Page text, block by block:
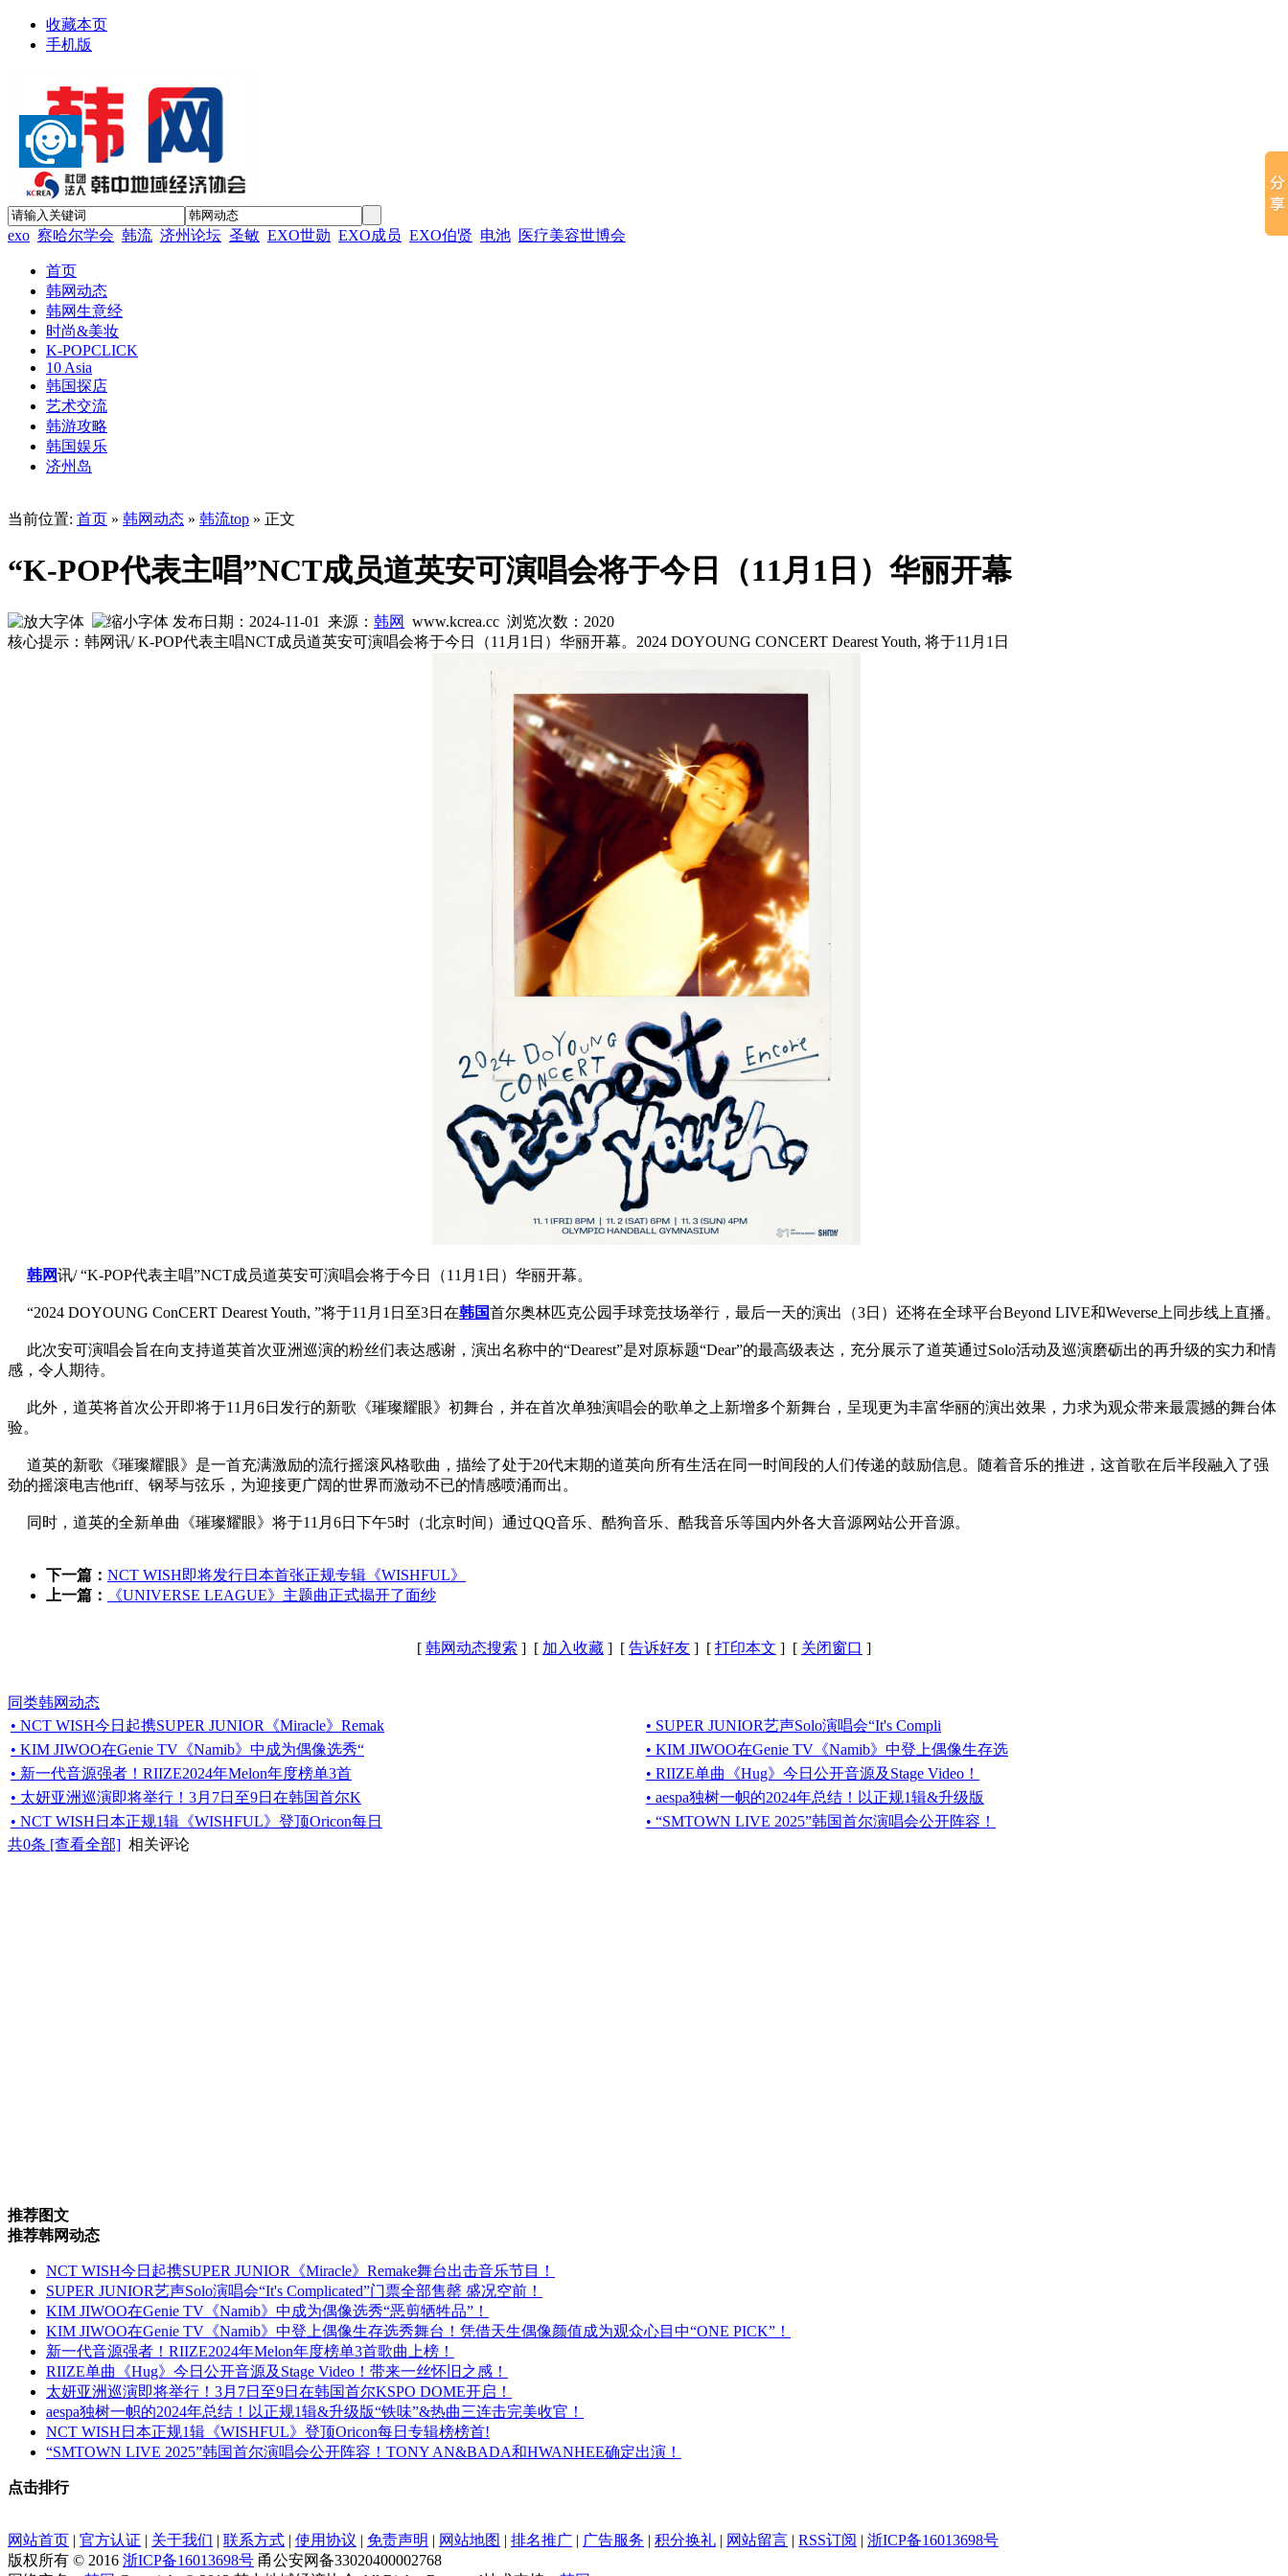
收藏本页
手机版
exo 察哈尔学会 韩流 济州论坛 圣敏 EXO世勋 EXO成员 EXO伯贤 电池 医疗美容世博会
首页
韩网动态
韩网生意经
时尚&美妆
K-POPCLICK
10 Asia
韩国探店
艺术交流
韩游攻略
韩国娱乐
济州岛
当前位置: 首页 » 韩网动态 » 韩流top » 正文
“K-POP代表主唱”NCT成员道英安可演唱会将于今日（11月1日）华丽开幕
发布日期：2024-11-01 来源： 韩网 www.kcrea.cc 浏览次数： 2020
核心提示：韩网讯/ K-POP代表主唱NCT成员道英安可演唱会将于今日（11月1日）华丽开幕。2024 DOYOUNG CONCERT Dearest Youth, 将于11月1日
韩网讯/ “K-POP代表主唱”NCT成员道英安可演唱会将于今日（11月1日）华丽开幕。
“2024 DOYOUNG ConCERT Dearest Youth, ”将于11月1日至3日在韩国首尔奥林匹克公园手球竞技场举行，最后一天的演出（3日）还将在全球平台Beyond LIVE和Weverse上同步线上直播。
此次安可演唱会旨在向支持道英首次亚洲巡演的粉丝们表达感谢，演出名称中的“Dearest”是对原标题“Dear”的最高级表达，充分展示了道英通过Solo活动及巡演磨砺出的再升级的实力和情
感，令人期待。
此外，道英将首次公开即将于11月6日发行的新歌《璀璨耀眼》初舞台，并在首次单独演唱会的歌单之上新增多个新舞台，呈现更为丰富华丽的演出效果，力求为观众带来最震撼的舞台体
验。
道英的新歌《璀璨耀眼》是一首充满激励的流行摇滚风格歌曲，描绘了处于20代末期的道英向所有生活在同一时间段的人们传递的鼓励信息。随着音乐的推进，这首歌在后半段融入了强
劲的摇滚电吉他riff、钢琴与弦乐，为迎接更广阔的世界而激动不已的情感喷涌而出。
同时，道英的全新单曲《璀璨耀眼》将于11月6日下午5时（北京时间）通过QQ音乐、酷狗音乐、酷我音乐等国内外各大音源网站公开音源。
下一篇： NCT WISH即将发行日本首张正规专辑《WISHFUL》
上一篇：
《UNIVERSE LEAGUE》主题曲正式揭开了面纱
[ 韩网动态搜索 ] [ 加入收藏 ] [ 告诉好友 ] [ 打印本文 ] [ 关闭窗口 ]
同类韩网动态
• NCT WISH今日起携SUPER JUNIOR《Miracle》Remak
• SUPER JUNIOR艺声Solo演唱会“It's Compli
• KIM JIWOO在Genie TV《Namib》中成为偶像选秀“
• KIM JIWOO在Genie TV《Namib》中登上偶像生存选
• 新一代音源强者！RIIZE2024年Melon年度榜单3首
• RIIZE单曲《Hug》今日公开音源及Stage Video！
• 太妍亚洲巡演即将举行！3月7日至9日在韩国首尔K
• aespa独树一帜的2024年总结！以正规1辑&升级版
• NCT WISH日本正规1辑《WISHFUL》登顶Oricon每日
• “SMTOWN LIVE 2025”韩国首尔演唱会公开阵容！
共0条 [查看全部] 相关评论
推荐图文
推荐韩网动态
NCT WISH今日起携SUPER JUNIOR《Miracle》Remake舞台出击音乐节目！
SUPER JUNIOR艺声Solo演唱会“It's Complicated”门票全部售罄 盛况空前！
KIM JIWOO在Genie TV《Namib》中成为偶像选秀“恶剪牺牲品”！
KIM JIWOO在Genie TV《Namib》中登上偶像生存选秀舞台！凭借天生偶像颜值成为观众心目中“ONE PICK”！
新一代音源强者！RIIZE2024年Melon年度榜单3首歌曲上榜！
RIIZE单曲《Hug》今日公开音源及Stage Video！带来一丝怀旧之感！
太妍亚洲巡演即将举行！3月7日至9日在韩国首尔KSPO DOME开启！
aespa独树一帜的2024年总结！以正规1辑&升级版“铁味”&热曲三连击完美收官！
NCT WISH日本正规1辑《WISHFUL》登顶Oricon每日专辑榜榜首!
“SMTOWN LIVE 2025”韩国首尔演唱会公开阵容！TONY AN&BADA和HWANHEE确定出演！
点击排行
网站首页 | 官方认证 | 关于我们 | 联系方式 | 使用协议 | 免责声明 | 网站地图 | 排名推广 | 广告服务 | 积分换礼 | 网站留言 | RSS订阅 | 浙ICP备16013698号
版权所有 © 2016 浙ICP备16013698号 甬公安网备33020400002768